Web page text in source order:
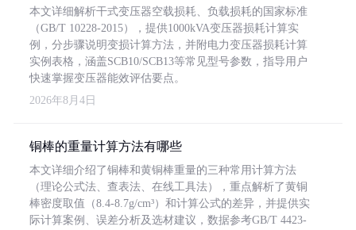
本文详细解析干式变压器空载损耗、负载损耗的国家标准
（GB/T 10228-2015），提供1000kVA变压器损耗计算实
例，分步骤说明变损计算方法，并附电力变压器损耗计算
实例表格，涵盖SCB10/SCB13等常见型号参数，指导用户
快速掌握变压器能效评估要点。
2026年8月4日
铜棒的重量计算方法有哪些
本文详细介绍了铜棒和黄铜棒重量的三种常用计算方法
（理论公式法、查表法、在线工具法），重点解析了黄铜
棒密度取值（8.4-8.7g/cm³）和计算公式的差异，并提供实
际计算案例、误差分析及选材建议，数据参考GB/T 4423-